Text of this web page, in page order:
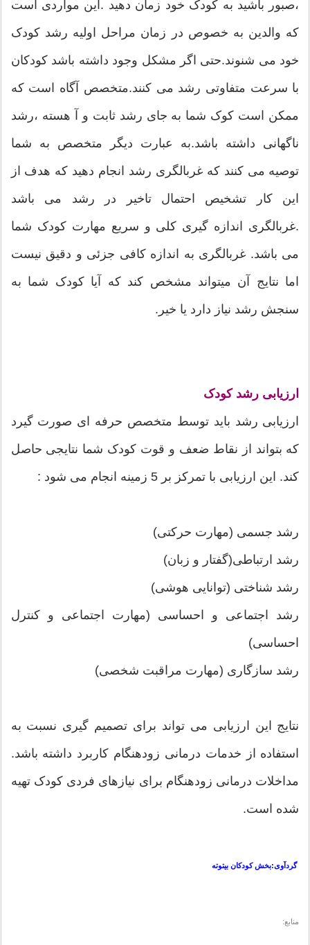
،صبور باشید به کودک خود زمان دهید .این مواردی است
که والدین به خصوص در زمان مراحل اولیه رشد کودک
خود می شنوند.حتی اگر مشکل وجود داشته باشد کودکان
با سرعت متفاوتی رشد می کنند.متخصص آگاه است که
ممکن است کوک شما به جای رشد ثابت و آ هسته ،رشد
ناگهانی داشته باشد.به عبارت دیگر متخصص به شما
توصیه می کنند که غربالگری رشد انجام دهید که هدف از
این کار تشخیص احتمال تاخیر در رشد می باشد
.غربالگری اندازه گیری کلی و سریع مهارت کودک شما
می باشد. غربالگری به اندازه کافی جزئی و دقیق نیست
اما نتایج آن میتواند مشخص کند که آیا کودک شما به
سنجش رشد نیاز دارد یا خیر.
ارزیابی رشد کودک
ارزیابی رشد باید توسط متخصص حرفه ای صورت گیرد
که بتواند از نقاط ضعف و قوت کودک شما نتایجی حاصل
کند. این ارزیابی با تمرکز بر 5 زمینه انجام می شود :
رشد جسمی (مهارت حرکتی)
رشد ارتباطی(گفتار و زبان)
رشد شناختی (توانایی هوشی)
رشد اجتماعی و احساسی (مهارت اجتماعی و کنترل
احساسی)
رشد سازگاری (مهارت مراقبت شخصی)
نتایج این ارزیابی می تواند برای تصمیم گیری نسبت به
استفاده از خدمات درمانی زودهنگام کاربرد داشته باشد.
مداخلات درمانی زودهنگام برای نیازهای فردی کودک تهیه
شده است.
گردآوی:بخش کودکان بیتوته
منابع: